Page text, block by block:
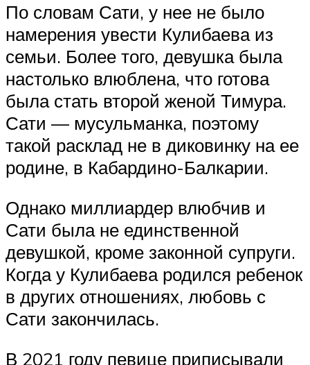
По словам Сати, у нее не было
намерения увести Кулибаева из
семьи. Более того, девушка была
настолько влюблена, что готова
была стать второй женой Тимура.
Сати — мусульманка, поэтому
такой расклад не в диковинку на ее
родине, в Кабардино-Балкарии.
Однако миллиардер влюбчив и
Сати была не единственной
девушкой, кроме законной супруги.
Когда у Кулибаева родился ребенок
в других отношениях, любовь с
Сати закончилась.
В 2021 году певице приписывали